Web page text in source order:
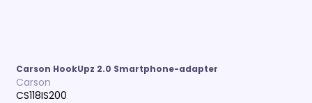
Carson HookUpz 2.0 Smartphone-adapter
Carson
CS118IS200